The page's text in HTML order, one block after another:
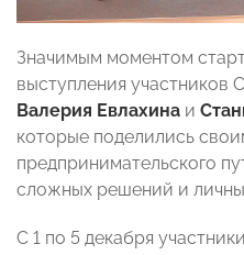
Значимым моментом
выступления участников
Валерия Евлахина и
которые поделились
предпринимательского
сложных решений и
С 1 по 5 декабря